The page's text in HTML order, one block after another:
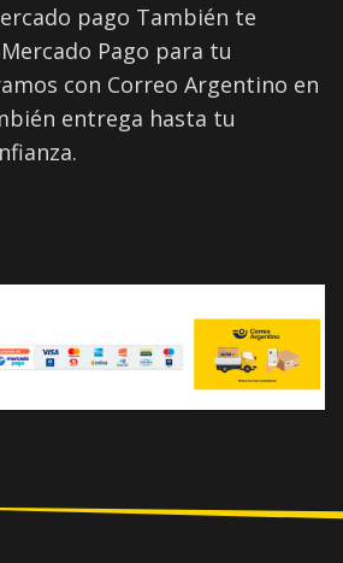
pago También te
Pago para tu
con Correo Argentino en
entrega hasta tu